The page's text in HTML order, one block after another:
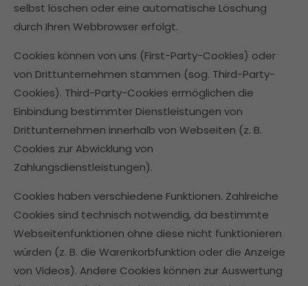
selbst löschen oder eine automatische Löschung
durch Ihren Webbrowser erfolgt.
Cookies können von uns (First-Party-Cookies) oder
von Drittunternehmen stammen (sog. Third-Party-
Cookies). Third-Party-Cookies ermöglichen die
Einbindung bestimmter Dienstleistungen von
Drittunternehmen innerhalb von Webseiten (z. B.
Cookies zur Abwicklung von
Zahlungsdienstleistungen).
Cookies haben verschiedene Funktionen. Zahlreiche
Cookies sind technisch notwendig, da bestimmte
Webseitenfunktionen ohne diese nicht funktionieren
würden (z. B. die Warenkorbfunktion oder die Anzeige
von Videos). Andere Cookies können zur Auswertung